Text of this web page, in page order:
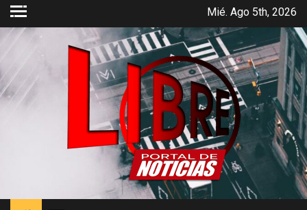
Saltar
contenido
Mié. Ago 5th, 2026